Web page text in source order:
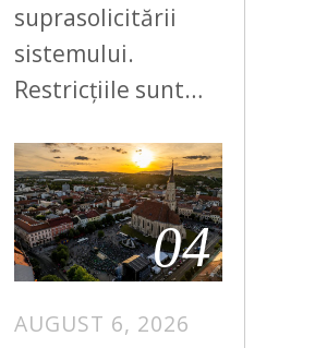
suprasolicitării
sistemului.
Restricțiile sunt…
04
AUGUST 6, 2026